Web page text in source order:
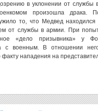
в уклонении от службы
произошла драка.
то, что Медвед
от службы в армии. При
«дело призывника» у
с военным. В отношении
факту нападения на